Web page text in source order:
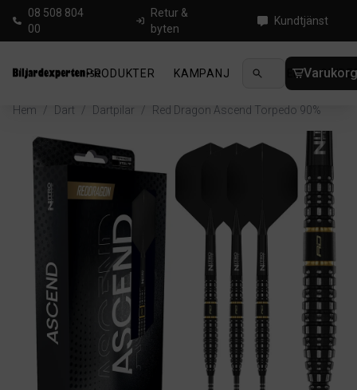
08 508 804
00
Retur &
byten
Kundtjänst
PRODUKTER KAMPANJ NYHETER
Hem / Dart / Dartpilar / Red Dragon Ascend Torpedo 90%